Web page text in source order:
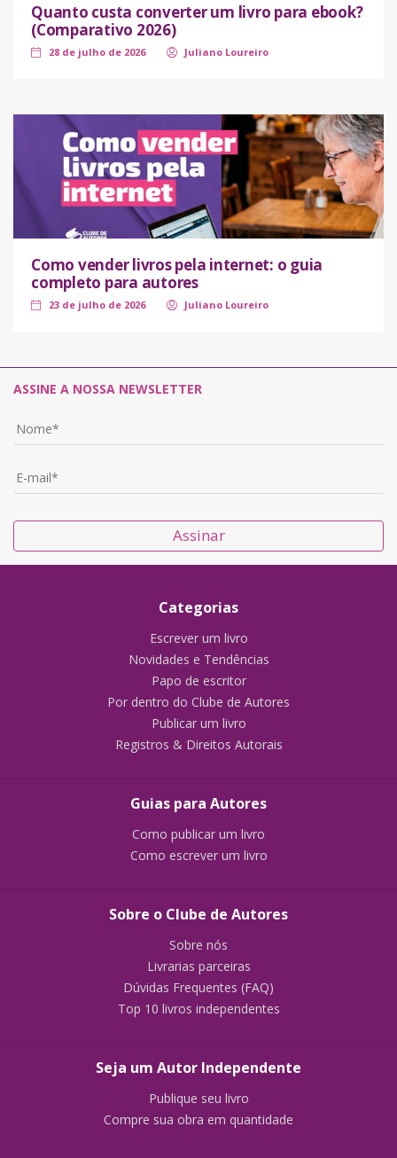
Quanto custa converter um livro para ebook?
(Comparativo 2026)
28 de julho de 2026 Juliano Loureiro
Como vender livros pela internet: o guia
completo para autores
23 de julho de 2026 Juliano Loureiro
ASSINE A NOSSA NEWSLETTER
Assinar
Categorias
Escrever um livro
Novidades e Tendências
Papo de escritor
Por dentro do Clube de Autores
Publicar um livro
Registros & Direitos Autorais
Guias para Autores
Como publicar um livro
Como escrever um livro
Sobre o Clube de Autores
Sobre nós
Livrarias parceiras
Dúvidas Frequentes (FAQ)
Top 10 livros independentes
Seja um Autor Independente
Publique seu livro
Compre sua obra em quantidade